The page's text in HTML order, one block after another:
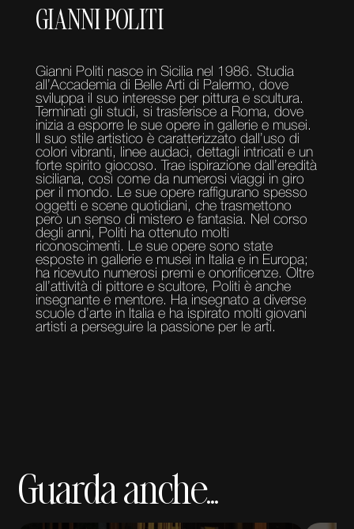
GIANNI POLITI
Gianni Politi nasce in Sicilia nel 1986. Studia
all’Accademia di Belle Arti di Palermo, dove
sviluppa il suo interesse per pittura e scultura.
Terminati gli studi, si trasferisce a Roma, dove
inizia a esporre le sue opere in gallerie e musei.
Il suo stile artistico è caratterizzato dall’uso di
colori vibranti, linee audaci, dettagli intricati e un
forte spirito giocoso. Trae ispirazione dall’eredità
siciliana, così come da numerosi viaggi in giro
per il mondo. Le sue opere raffigurano spesso
oggetti e scene quotidiani, che trasmettono
però un senso di mistero e fantasia. Nel corso
degli anni, Politi ha ottenuto molti
riconoscimenti. Le sue opere sono state
esposte in gallerie e musei in Italia e in Europa;
ha ricevuto numerosi premi e onorificenze. Oltre
all’attività di pittore e scultore, Politi è anche
insegnante e mentore. Ha insegnato a diverse
scuole d’arte in Italia e ha ispirato molti giovani
artisti a perseguire la passione per le arti.
Guarda anche...